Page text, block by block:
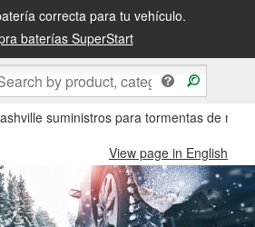
correcta para tu vehículo.
baterías SuperStart
suministros para tormentas de
View page in English